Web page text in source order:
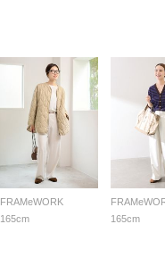
FRAMeWORK
165cm
165cm